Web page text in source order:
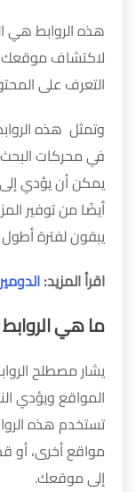
هذه الروابط هي
لاكتشاف
التعرف على
وتمثل هذه
في محركات
يمكن أن يؤدي
أيضًا من توفير
يبقون لفترة
اقرأ المزيد:
ما هي الروابط
يشار مصطلح
المواقع ويؤدي
تستخدم هذه
مواقع أخرى، أو
إلى موقعك.